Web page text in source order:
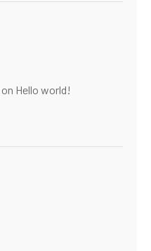
on Hello world!